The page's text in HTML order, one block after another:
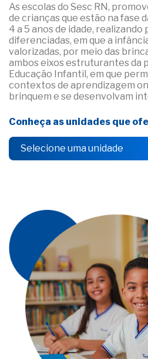
As escolas do Sesc RN,
de crianças que estão na fase
4 a 5 anos de idade,
diferenciadas, em que a
valorizadas, por meio das
ambos eixos estruturantes da
Educação Infantil, em que
contextos de aprendizagem
brinquem e se desenvolvam
Conheça as unidades que